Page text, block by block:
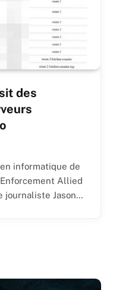
des
informatique de
Allied
journaliste Jason…